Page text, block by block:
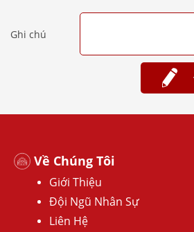
Ghi chú
Về Chúng Tôi
Giới Thiệu
Đội Ngũ Nhân Sự
Liên Hệ